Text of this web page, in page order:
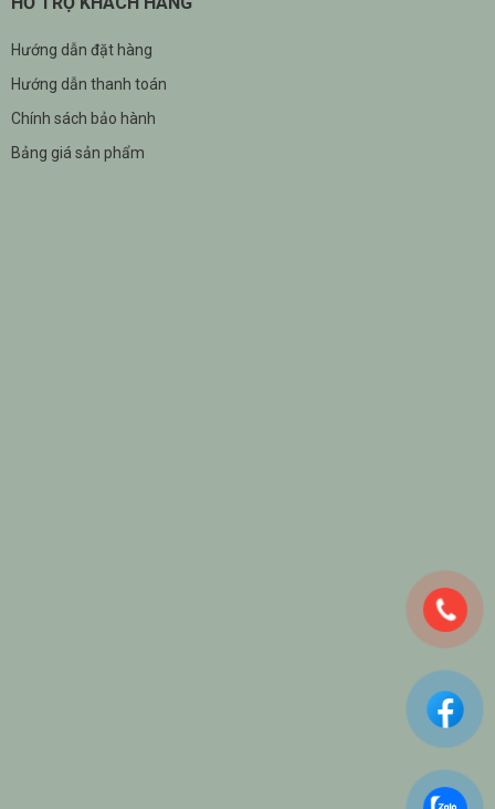
Hướng dẫn đặt hàng
Hướng dẫn thanh toán
Chính sách bảo hành
Bảng giá sản phẩm